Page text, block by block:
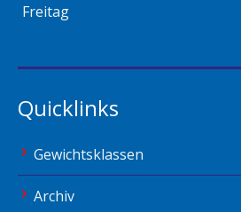
Freitag
Quicklinks
Gewichtsklassen
Archiv